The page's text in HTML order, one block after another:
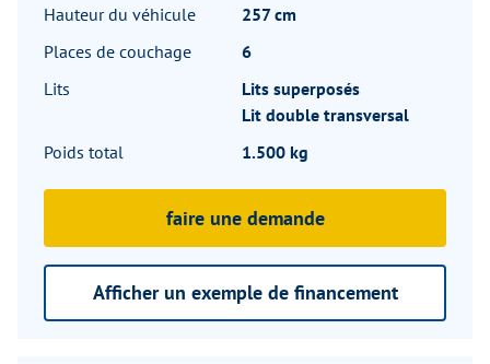
Hauteur du véhicule
257 cm
Places de couchage
6
Lits
Lits superposés
Lit double transversal
Poids total
1.500 kg
faire une demande
Afficher un exemple de financement